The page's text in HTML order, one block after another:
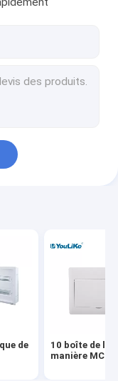
de
10 boîte de la
manière MCB